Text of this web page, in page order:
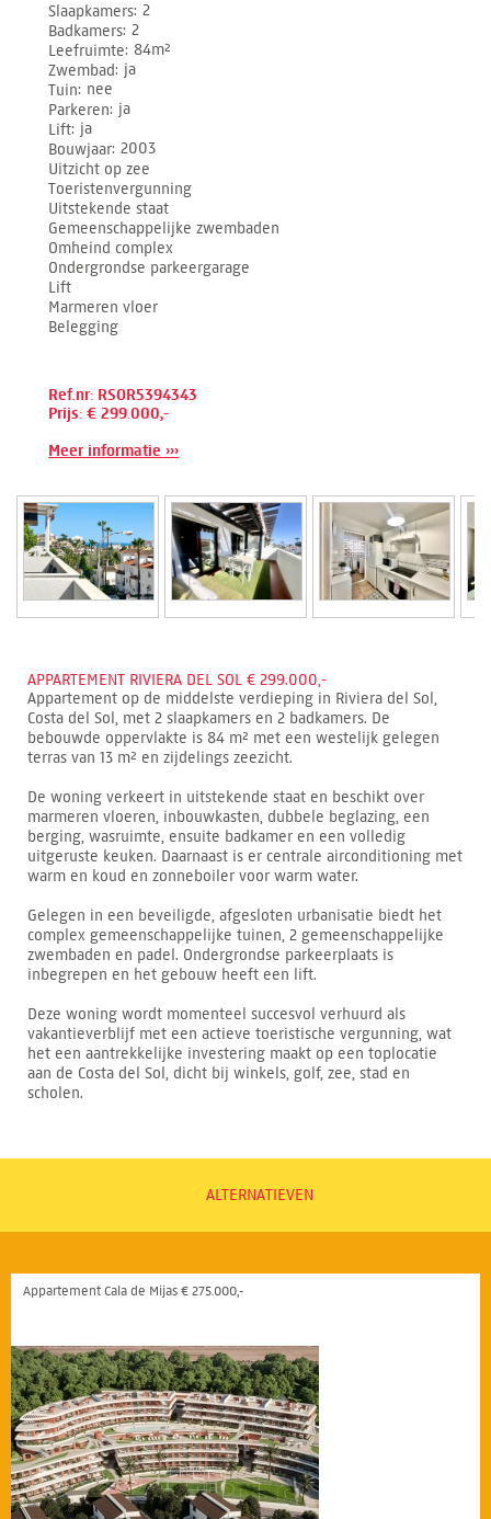
Slaapkamers 2
Badkamers 2
Leefruimte 84m²
Zwembad ja
Tuin nee
Parkeren ja
Lift ja
Bouwjaar 2003
Uitzicht op zee
Toeristenvergunning
Uitstekende staat
Gemeenschappelijke zwembaden
Omheind complex
Ondergrondse parkeergarage
Lift
Marmeren vloer
Belegging
Ref.nr: RSOR5394343
Prijs: € 299.000,-
Meer informatie ›››
APPARTEMENT RIVIERA DEL SOL € 299.000,-
Appartement op de middelste verdieping in Riviera del Sol,
Costa del Sol, met 2 slaapkamers en 2 badkamers. De
bebouwde oppervlakte is 84 m² met een westelijk gelegen
terras van 13 m² en zijdelings zeezicht.
De woning verkeert in uitstekende staat en beschikt over
marmeren vloeren, inbouwkasten, dubbele beglazing, een
berging, wasruimte, ensuite badkamer en een volledig
uitgeruste keuken. Daarnaast is er centrale airconditioning met
warm en koud en zonneboiler voor warm water.
Gelegen in een beveiligde, afgesloten urbanisatie biedt het
complex gemeenschappelijke tuinen, 2 gemeenschappelijke
zwembaden en padel. Ondergrondse parkeerplaats is
inbegrepen en het gebouw heeft een lift.
Deze woning wordt momenteel succesvol verhuurd als
vakantieverblijf met een actieve toeristische vergunning, wat
het een aantrekkelijke investering maakt op een toplocatie
aan de Costa del Sol, dicht bij winkels, golf, zee, stad en
scholen.
ALTERNATIEVEN
Appartement Cala de Mijas € 275.000,-